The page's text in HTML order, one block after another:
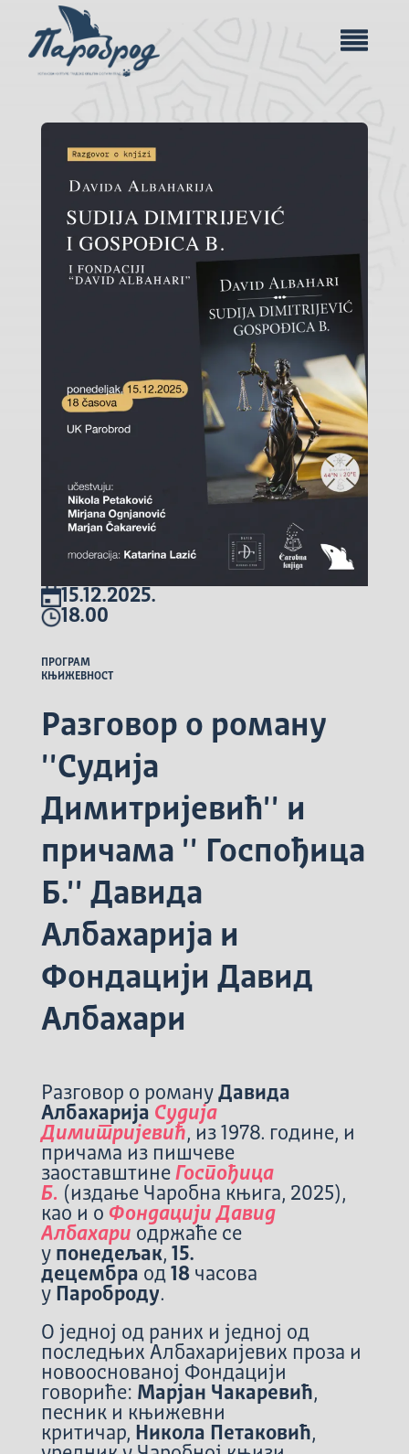
15.12.2025.
18.00
ПРОГРАМ
КЊИЖЕВНОСТ
Разговор о роману
''Судија
Димитријевић'' и
причама '' Госпођица
Б.'' Давида
Албахарија и
Фондацији Давид
Албахари
Разговор о роману Давида
Албахарија Судија
Димитријевић, из 1978. године, и
причама из пишчеве
заоставштине Госпођица
Б. (издање Чаробна књига, 2025),
као и о Фондацији Давид
Албахари одржаће се
у понедељак, 15.
децембра од 18 часова
у Пароброду.
О једној од раних и једној од
последњих Албахаријевих проза и
новооснованој Фондацији
говориће: Марјан Чакаревић,
песник и књижевни
критичар, Никола Петаковић,